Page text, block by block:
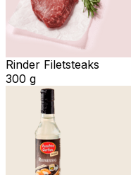
Rinder Filetsteaks
300 g